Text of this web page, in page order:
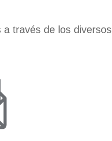
través de los diversos